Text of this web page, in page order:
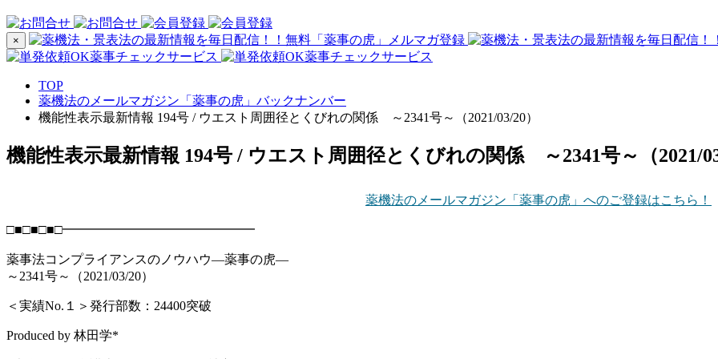
×
TOP
薬機法のメールマガジン「薬事の虎」バックナンバー
機能性表示最新情報 194号 / ウエスト周囲径とくびれの関係 ～2341号～（2021/03/20）
機能性表示最新情報 194号 / ウエスト周囲径とくびれの関係 ～2341号～（2021/
薬機法のメールマガジン「薬事の虎」へのご登録はこちら！
□■□■□■□━━━━━━━━━━━━━━━
薬事法コンプライアンスのノウハウ―薬事の虎―
～2341号～（2021/03/20）
＜実績No.１＞発行部数：24400突破
Produced by 林田学*